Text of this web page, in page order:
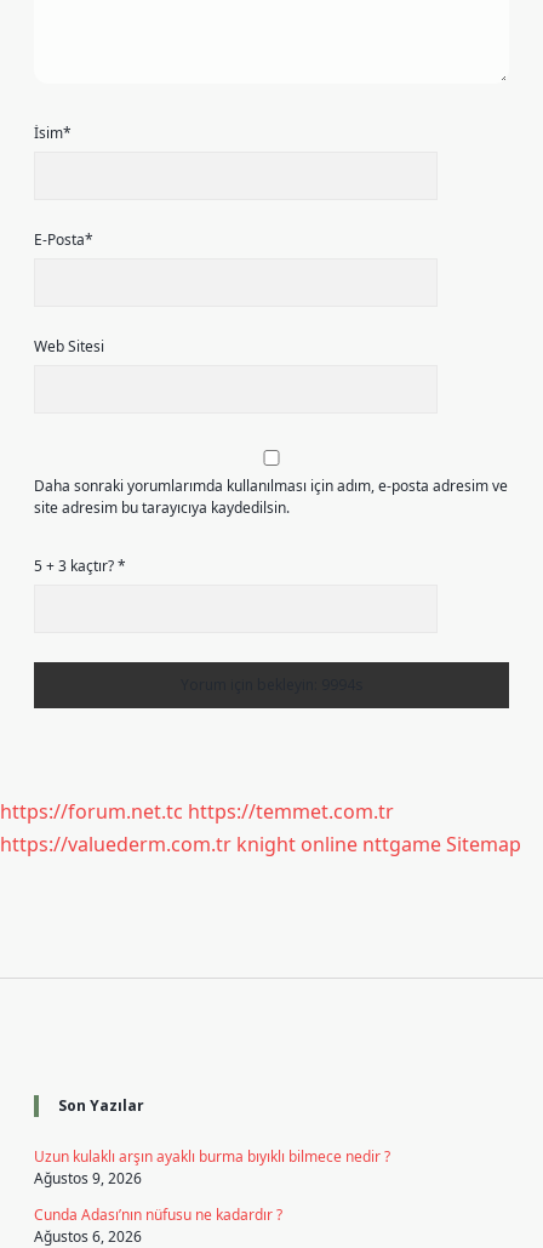
İsim*
E-Posta*
Web Sitesi
Daha sonraki yorumlarımda kullanılması için adım, e-posta adresim ve
site adresim bu tarayıcıya kaydedilsin.
5 + 3 kaçtır?*
https://forum.net.tc https://temmet.com.tr
https://valuederm.com.tr knight online nttgameSitemap
Son Yazılar
Uzun kulaklı arşın ayaklı burma bıyıklı bilmece nedir ?
Ağustos 9, 2026
Cunda Adası’nın nüfusu ne kadardır ?
Ağustos 6, 2026